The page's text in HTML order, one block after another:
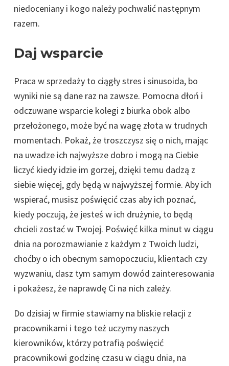
niedoceniany i kogo należy pochwalić następnym
razem.
Daj wsparcie
Praca w sprzedaży to ciągły stres i sinusoida, bo
wyniki nie są dane raz na zawsze. Pomocna dłoń i
odczuwane wsparcie kolegi z biurka obok albo
przełożonego, może być na wagę złota w trudnych
momentach. Pokaż, że troszczysz się o nich, mając
na uwadze ich najwyższe dobro i mogą na Ciebie
liczyć kiedy idzie im gorzej, dzięki temu dadzą z
siebie więcej, gdy będą w najwyższej formie. Aby ich
wspierać, musisz poświęcić czas aby ich poznać,
kiedy poczują, że jesteś w ich drużynie, to będą
chcieli zostać w Twojej. Poświęć kilka minut w ciągu
dnia na porozmawianie z każdym z Twoich ludzi,
choćby o ich obecnym samopoczuciu, klientach czy
wyzwaniu, dasz tym samym dowód zainteresowania
i pokażesz, że naprawdę Ci na nich zależy.
Do dzisiaj w firmie stawiamy na bliskie relacji z
pracownikami i tego też uczymy naszych
kierowników, którzy potrafią poświęcić
pracownikowi godzinę czasu w ciągu dnia, na